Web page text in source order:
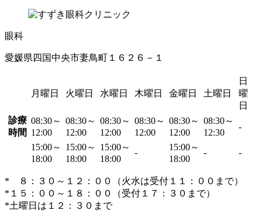
眼科
愛媛県四国中央市妻鳥町１６２６－１
月曜日 火曜日 水曜日 木曜日 金曜日 土曜日
日
曜
日
診療
時間
08:30～
12:00
08:30～
12:00
08:30～
12:00
08:30～
12:00
08:30～
12:00
08:30～
12:30
-
15:00～
18:00
15:00～
18:00
15:00～
18:00
-
15:00～
18:00
- -
* ８：３０～１２：００（火水は受付１１：００まで）
*１５：００～１８：００（受付１７：３０まで）
*土曜日は１２：３０まで